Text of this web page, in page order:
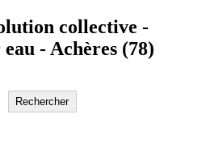
collective -
- Achères (78)
Rechercher